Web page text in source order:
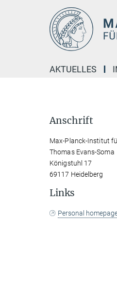
AKTUELLES
Anschrift
Max-Planck-Institut
Thomas Evans-Soma
Königstuhl 17
69117 Heidelberg
Links
Personal